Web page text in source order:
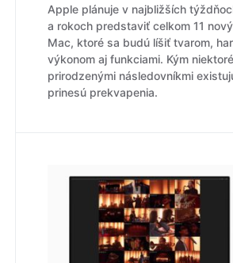
Apple plánuje v najbližších
a rokoch predstaviť celkom 11
Mac, ktoré sa budú líšiť tvarom,
výkonom aj funkciami. Kým
prirodzenými následovníkmi
prinesú prekvapenia.